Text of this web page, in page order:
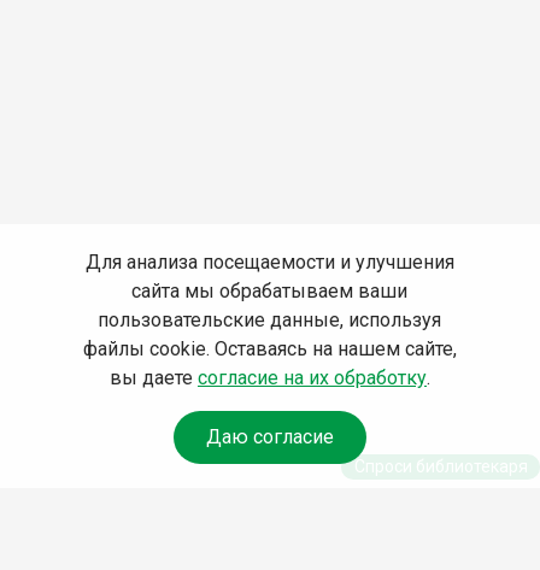
Для анализа посещаемости и улучшения
сайта мы обрабатываем ваши
пользовательские данные, используя
файлы cookie. Оставаясь на нашем сайте,
вы даете согласие на их обработку.
Даю согласие
Спроси библиотекаря